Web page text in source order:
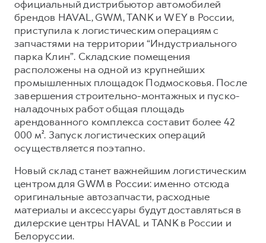
F7
от 2 899 000 ₽
F7X
POER
от 3 449 000 ₽
Кредит
КОРПОРАТИВНЫМ КЛИЕНТАМ
Для малого бизнеса
Корпоративным клиентам
Крупным корпоративным клиентам
Система управления автопарком
Сервис для корпоративных клиентов
HAVAL Лизинг
АКСЕССУАРЫ HAVAL
Автомобильные аксессуары
Коллекция CITY
ПОДДЕРЖКА
GWM Безопасность
Гарантия HAVAL
Мобильное приложение GWM
Программа «HAVAL Защита+»
Руководства по эксплуатации
Подписки
АКСЕССУАРЫ HAVAL
Автомобильные аксессуары
Коллекция CITY
Коллекция Базовая
Коллекция Детская
официальный дистрибьютор автомобилей
брендов HAVAL, GWM, TANK и WEY в России,
приступила к логистическим операциям с
запчастями на территории “Индустриального
парка Клин”. Складские помещения
расположены на одной из крупнейших
промышленных площадок Подмосковья. После
завершения строительно-монтажных и пуско-
наладочных работ общая площадь
арендованного комплекса составит более 42
000 м². Запуск логистических операций
осуществляется поэтапно.
Новый склад станет важнейшим логистическим
центром для GWM в России: именно отсюда
оригинальные автозапчасти, расходные
материалы и аксессуары будут доставляться в
дилерские центры HAVAL и TANK в России и
Белоруссии.